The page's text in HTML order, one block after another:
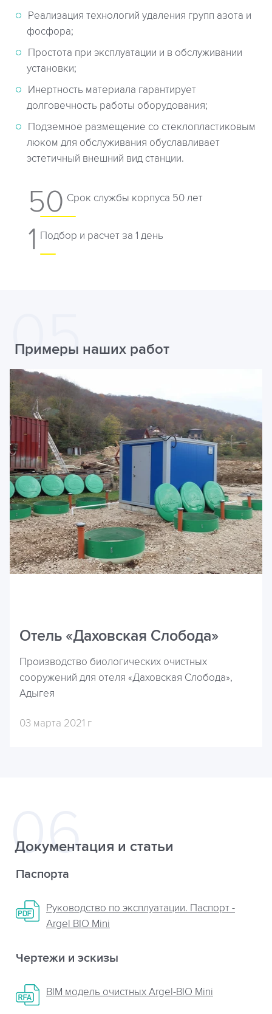
Реализация технологий удаления групп азота и
фосфора;
Простота при эксплуатации и в обслуживании
установки;
Инертность материала гарантирует
долговечность работы оборудования;
Подземное размещение со стеклопластиковым
люком для обслуживания обуславливает
эстетичный внешний вид станции.
50 Cрок службы корпуса 50 лет
1 Подбор и расчет за 1 день
Примеры наших работ
Отель «Даховская Слобода»
Производство биологических очистных
сооружений для отеля «Даховская Слобода»,
Адыгея
03 марта 2021 г
Документация и статьи
Паспорта
Руководство по эксплуатации. Паспорт -
Argel BIO Mini
Чертежи и эскизы
BIM модель очистных Argel-BIO Mini